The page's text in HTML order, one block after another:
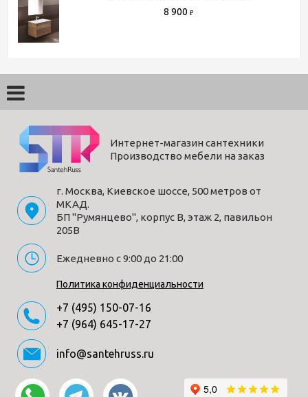
8 900 ₽
Интернет-магазин сантехники
Производство мебели на заказ
г. Москва, Киевское шоссе, 500 метров от
МКАД.
БП "Румянцево", корпус В, этаж 2, павильон
205В
Ежедневно с 9:00 до 21:00
Политика конфиденциальности
+7 (495) 150-07-16
+7 (964) 645-17-27
info@santehruss.ru